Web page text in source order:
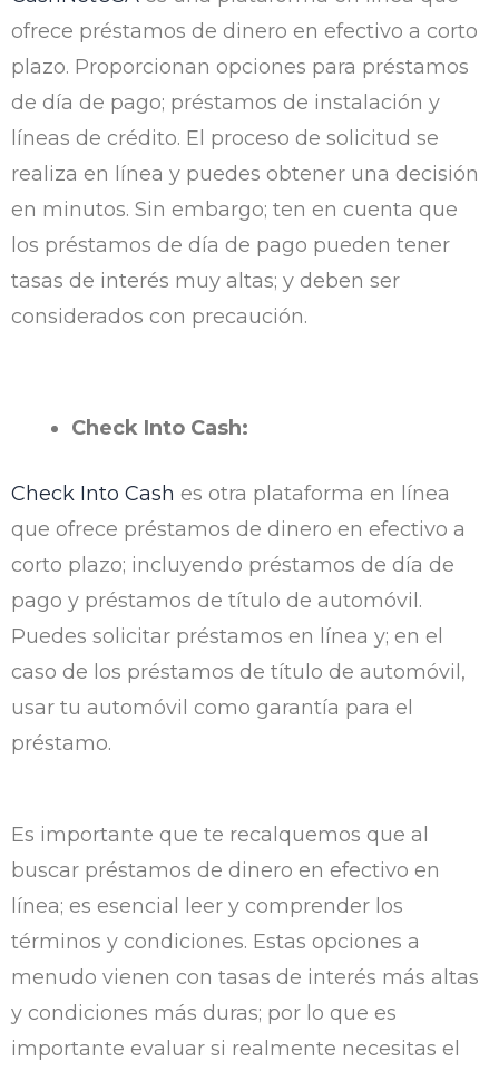
ofrece préstamos de dinero en efectivo a corto
plazo. Proporcionan opciones para préstamos
de día de pago; préstamos de instalación y
líneas de crédito. El proceso de solicitud se
realiza en línea y puedes obtener una decisión
en minutos. Sin embargo; ten en cuenta que
los préstamos de día de pago pueden tener
tasas de interés muy altas; y deben ser
considerados con precaución.
Check Into Cash:
Check Into Cash es otra plataforma en línea
que ofrece préstamos de dinero en efectivo a
corto plazo; incluyendo préstamos de día de
pago y préstamos de título de automóvil.
Puedes solicitar préstamos en línea y; en el
caso de los préstamos de título de automóvil,
usar tu automóvil como garantía para el
préstamo.
Es importante que te recalquemos que al
buscar préstamos de dinero en efectivo en
línea; es esencial leer y comprender los
términos y condiciones. Estas opciones a
menudo vienen con tasas de interés más altas
y condiciones más duras; por lo que es
importante evaluar si realmente necesitas el